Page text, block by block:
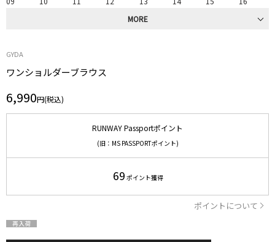
MORE
GYDA
ワンショルダーブラウス
6,990円(税込)
RUNWAY Passportポイント
(旧：MS PASSPORTポイント)
69 ポイント獲得
ポイントについて